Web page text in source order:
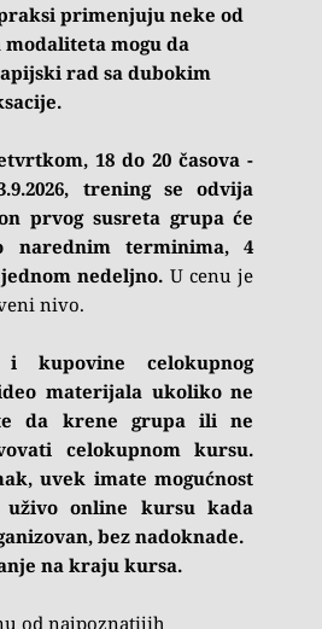
primenjuju neke od
mogu da
rad sa dubokim
18 do 20 časova -
trening se odvija
prvog susreta grupa će
narednim terminima, 4
nedeljno. U cenu je
nivo.
kupovine celokupnog
materijala ukoliko ne
da krene grupa ili ne
celokupnom kursu.
uvek imate mogućnost
online kursu kada
bez nadoknade.
na kraju kursa.
od najpoznatijih